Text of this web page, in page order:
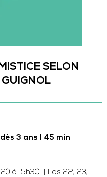
SELON
GUIGNOL
3 ans | 45 min
20 à 15h30 | Les 22, 23,